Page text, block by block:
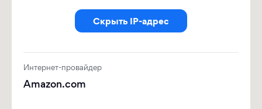
Скрыть IP-адрес
Интернет-провайдер
Amazon.com